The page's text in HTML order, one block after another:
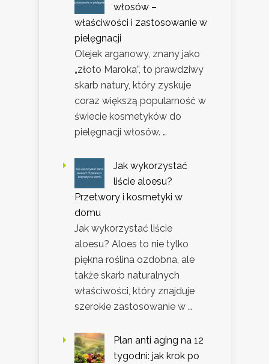
włosów –
właściwości i zastosowanie w
pielęgnacji
Olejek arganowy, znany jako
„złoto Maroka”, to prawdziwy
skarb natury, który zyskuje
coraz większą popularność w
świecie kosmetyków do
pielęgnacji włosów. …
Jak wykorzystać
liście aloesu?
Przetwory i kosmetyki w
domu
Jak wykorzystać liście
aloesu? Aloes to nie tylko
piękna roślina ozdobna, ale
także skarb naturalnych
właściwości, który znajduje
szerokie zastosowanie w …
Plan anti aging na 12
tygodni: jak krok po